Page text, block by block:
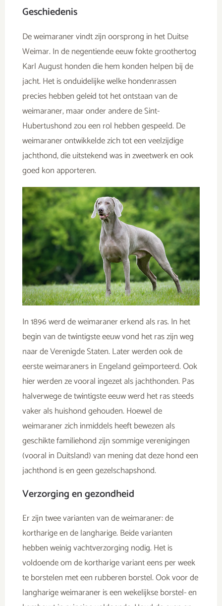
Geschiedenis
De weimaraner vindt zijn oorsprong in het Duitse
Weimar. In de negentiende eeuw fokte groothertog
Karl August honden die hem konden helpen bij de
jacht. Het is onduidelijke welke hondenrassen
precies hebben geleid tot het ontstaan van de
weimaraner, maar onder andere de Sint-
Hubertushond zou een rol hebben gespeeld. De
weimaraner ontwikkelde zich tot een veelzijdige
jachthond, die uitstekend was in zweetwerk en ook
goed kon apporteren.
In 1896 werd de weimaraner erkend als ras. In het
begin van de twintigste eeuw vond het ras zijn weg
naar de Verenigde Staten. Later werden ook de
eerste weimaraners in Engeland geïmporteerd. Ook
hier werden ze vooral ingezet als jachthonden. Pas
halverwege de twintigste eeuw werd het ras steeds
vaker als huishond gehouden. Hoewel de
weimaraner zich inmiddels heeft bewezen als
geschikte familiehond zijn sommige verenigingen
(vooral in Duitsland) van mening dat deze hond een
jachthond is en geen gezelschapshond.
Verzorging en gezondheid
Er zijn twee varianten van de weimaraner: de
kortharige en de langharige. Beide varianten
hebben weinig vachtverzorging nodig. Het is
voldoende om de kortharige variant eens per week
te borstelen met een rubberen borstel. Ook voor de
langharige weimaraner is een wekelijkse borstel- en